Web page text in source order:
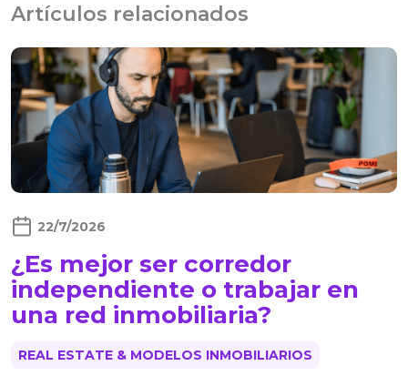
Artículos relacionados
22/7/2026
¿Es mejor ser corredor
independiente o trabajar en
una red inmobiliaria?
REAL ESTATE & MODELOS INMOBILIARIOS